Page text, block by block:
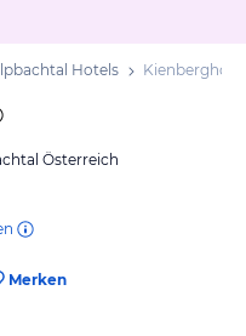
Hotels Kienberghof
Österreich
Merken